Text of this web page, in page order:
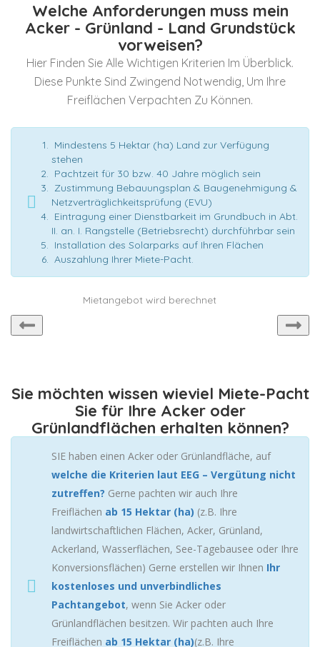
Welche Anforderungen muss mein
Acker - Grünland - Land Grundstück
vorweisen?
Hier Finden Sie Alle Wichtigen Kriterien Im Überblick.
Diese Punkte Sind Zwingend Notwendig, Um Ihre
Freiflächen Verpachten Zu Können.
Mindestens 5 Hektar (ha) Land zur Verfügung
stehen
Pachtzeit für 30 bzw. 40 Jahre möglich sein
Zustimmung Bebauungsplan & Baugenehmigung &
Netzverträglichkeitsprüfung (EVU)
Eintragung einer Dienstbarkeit im Grundbuch in Abt.
II. an. I. Rangstelle (Betriebsrecht) durchführbar sein
Installation des Solarparks auf Ihren Flächen
Auszahlung Ihrer Miete-Pacht.
Mietangebot wird berechnet
Sie möchten wissen wieviel Miete-Pacht
Sie für Ihre Acker oder
Grünlandflächen erhalten können?
SIE haben einen Acker oder Grünlandfläche, auf
welche die Kriterien laut EEG – Vergütung nicht
zutreffen? Gerne pachten wir auch Ihre
Freiflächen ab 15 Hektar (ha) (z.B. Ihre
landwirtschaftlichen Flächen, Acker, Grünland,
Ackerland, Wasserflächen, See-Tagebausee oder Ihre
Konversionsflächen) Gerne erstellen wir Ihnen Ihr
kostenloses und unverbindliches
Pachtangebot, wenn Sie Acker oder
Grünlandflächen besitzen. Wir pachten auch Ihre
Freiflächen ab 15 Hektar (ha)(z.B. Ihre